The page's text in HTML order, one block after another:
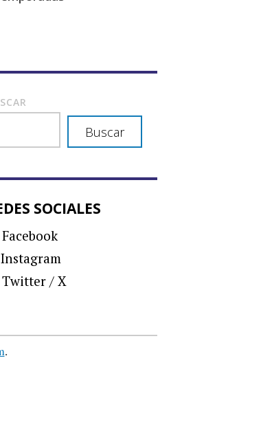
Buscar
SOCIALES
Facebook
Instagram
Twitter / X
.